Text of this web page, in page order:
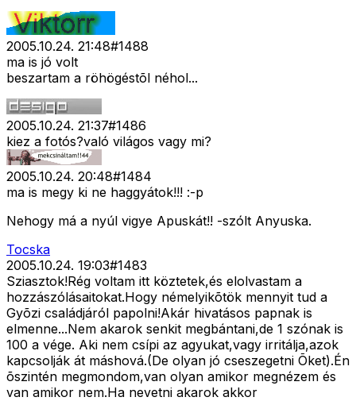
2005.10.24. 21:48#1488
ma is jó volt
beszartam a röhögéstõl néhol...
2005.10.24. 21:37#1486
kiez a fotós?való világos vagy mi?
2005.10.24. 20:48#1484
ma is megy ki ne haggyátok!!! :-p
Nehogy má a nyúl vigye Apuskát!! -szólt Anyuska.
Tocska
2005.10.24. 19:03#1483
Sziasztok!Rég voltam itt köztetek,és elolvastam a
hozzászólásaitokat.Hogy némelyikõtök mennyit tud a
Gyõzi családjáról papolni!Akár hivatásos papnak is
elmenne...Nem akarok senkit megbántani,de 1 szónak is
100 a vége. Aki nem csípi az agyukat,vagy irritálja,azok
kapcsolják át máshová.(De olyan jó cseszegetni Õket).Én
õszintén megmondom,van olyan amikor megnézem és
van amikor nem.Ha nevetni akarok akkor